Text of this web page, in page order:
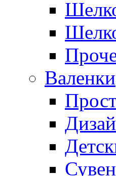
Валенки